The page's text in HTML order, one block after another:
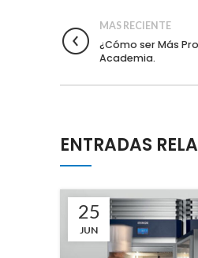
MAS RECIENTE
¿Cómo ser Más
Academia.
ENTRADAS
25
JUN